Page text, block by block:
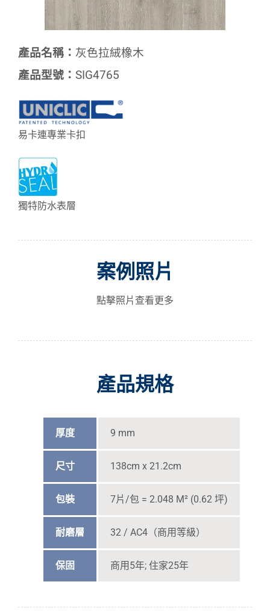
產品名稱： 灰色拉絨橡木
產品型號： SIG4765
易卡連專業卡扣
獨特防水表層
案例照片
點擊照片查看更多
產品規格
厚度 9 mm
尺寸 138cm x 21.2cm
包裝 7片/包 = 2.048 M² (0.62 坪)
耐磨層 32 / AC4（商用等級）
保固 商用5年; 住家25年